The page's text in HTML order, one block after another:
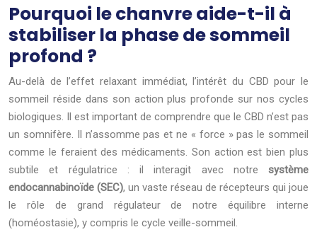
Pourquoi le chanvre aide-t-il à
stabiliser la phase de sommeil
profond ?
Au-delà de l’effet relaxant immédiat, l’intérêt du CBD pour le
sommeil réside dans son action plus profonde sur nos cycles
biologiques. Il est important de comprendre que le CBD n’est pas
un somnifère. Il n’assomme pas et ne « force » pas le sommeil
comme le feraient des médicaments. Son action est bien plus
subtile et régulatrice : il interagit avec notre système
endocannabinoïde (SEC), un vaste réseau de récepteurs qui joue
le rôle de grand régulateur de notre équilibre interne
(homéostasie), y compris le cycle veille-sommeil.